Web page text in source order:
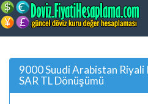
9000 Suudi Arabistan Riyali
SAR TL Dönüşümü